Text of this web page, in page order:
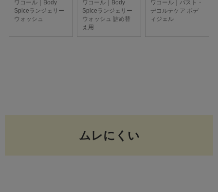
ムレにくい